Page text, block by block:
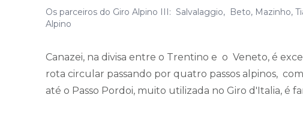
Os parceiros do Giro Alpino III: Salvalaggio, Beto, Mazinho,
Alpino
Canazei, na divisa entre o Trentino e o Veneto, é
rota circular passando por quatro passos alpinos,
até o Passo Pordoi, muito utilizada no Giro d'Italia, é